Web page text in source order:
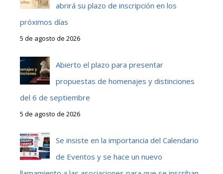
abrirá su plazo de inscripción en los
próximos días
5 de agosto de 2026
Abierto el plazo para presentar
propuestas de homenajes y distinciones
del 6 de septiembre
5 de agosto de 2026
Se insiste en la importancia del Calendario
de Eventos y se hace un nuevo